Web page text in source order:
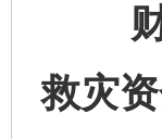
财政
救灾